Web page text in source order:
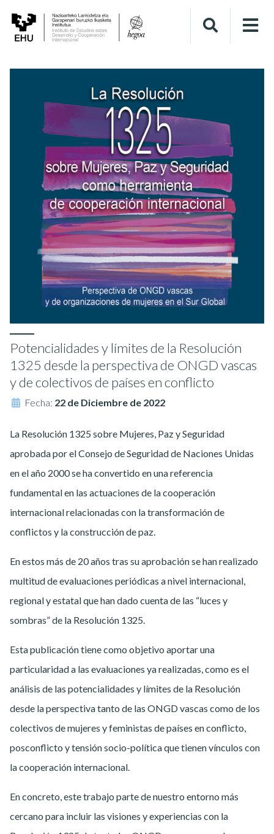
Potencialidades y límites de la Resolución
1325 desde la perspectiva de ONGD vascas
y de colectivos de países en conflicto
Fecha: 22 de Diciembre de 2022
La Resolución 1325 sobre Mujeres, Paz y Seguridad
aprobada por el Consejo de Seguridad de Naciones Unidas
en el año 2000 se ha convertido en una referencia
fundamental en las actuaciones de la cooperación
internacional relacionadas con la transformación de
conflictos y la construcción de paz.
En estos más de 20 años tras su aprobación se han realizado
multitud de evaluaciones periódicas a nivel internacional,
regional y estatal que han dado cuenta de las “luces y
sombras” de la Resolución 1325.
Esta publicación tiene como objetivo aportar una
particularidad a las evaluaciones ya realizadas, como es el
análisis de las potencialidades y límites de la Resolución
desde la perspectiva tanto de las ONGD vascas como de los
colectivos de mujeres y feministas de países en conflicto,
posconflicto y tensión socio-política que tienen vínculos con
la cooperación internacional.
En concreto, este trabajo parte de nuestro entorno más
cercano para incluir las visiones y experiencias con la